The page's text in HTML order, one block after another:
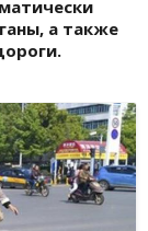
а также